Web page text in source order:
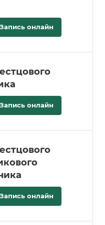
Запись онлайн
Запись онлайн
Запись онлайн